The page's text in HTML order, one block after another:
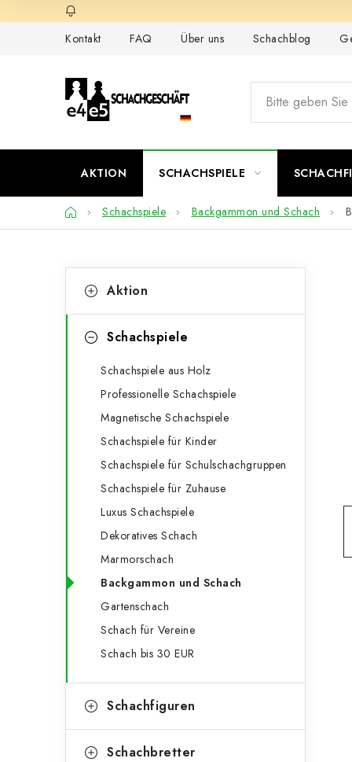
Inhalt
Kontakt FAQ Über uns Schachblog
AKTION SCHACHSPIELE
StartseiteSchachspiele Backgammon und Schach
e
t
überspringen
a
Aktion
Schachspiele
Schachspiele aus Holz
Professionelle Schachspiele
Magnetische Schachspiele
Schachspiele für Kinder
Schachspiele für Schulschachgruppen
Schachspiele für Zuhause
Luxus Schachspiele
Dekoratives Schach
Marmorschach
Backgammon und Schach
Gartenschach
Schach für Vereine
Schach bis 30 EUR
Schachfiguren
Schachbretter